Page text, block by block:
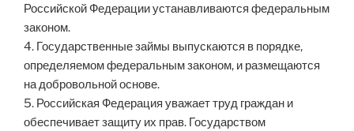
Российской Федерации устанавливаются федеральным
законом.
4. Государственные займы выпускаются в порядке,
определяемом федеральным законом, и размещаются
на добровольной основе.
5. Российская Федерация уважает труд граждан и
обеспечивает защиту их прав. Государством